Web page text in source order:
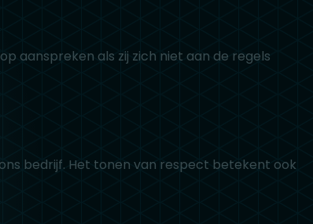
aanspreken als zij zich niet aan de regels
bedrijf. Het tonen van respect betekent ook